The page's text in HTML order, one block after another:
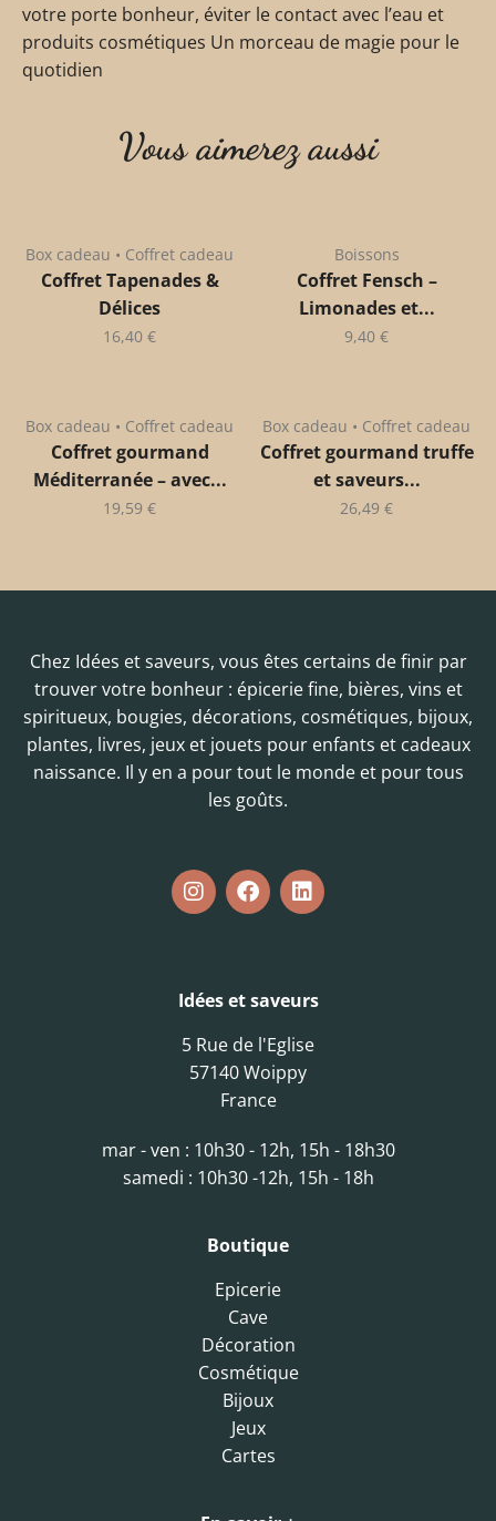
votre porte bonheur, éviter le contact avec l’eau et
produits cosmétiques Un morceau de magie pour le
quotidien
Vous aimerez aussi
Box cadeau • Coffret cadeau
Coffret Tapenades &
Délices
16,40 €
Boissons
Coffret Fensch –
Limonades et...
9,40 €
Box cadeau • Coffret cadeau
Coffret gourmand
Méditerranée – avec...
19,59 €
Box cadeau • Coffret cadeau
Coffret gourmand truffe
et saveurs...
26,49 €
Chez Idées et saveurs, vous êtes certains de finir par
trouver votre bonheur : épicerie fine, bières, vins et
spiritueux, bougies, décorations, cosmétiques, bijoux,
plantes, livres, jeux et jouets pour enfants et cadeaux
naissance. Il y en a pour tout le monde et pour tous
les goûts.
Idées et saveurs
5 Rue de l'Eglise
57140 Woippy
France
mar - ven : 10h30 - 12h, 15h - 18h30
samedi : 10h30 -12h, 15h - 18h
Boutique
Epicerie
Cave
Décoration
Cosmétique
Bijoux
Jeux
Cartes